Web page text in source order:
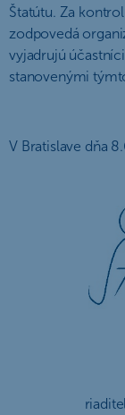
Štatútu. Za
zodpovedá
vyjadrujú
stanovenými
V Bratislave dňa